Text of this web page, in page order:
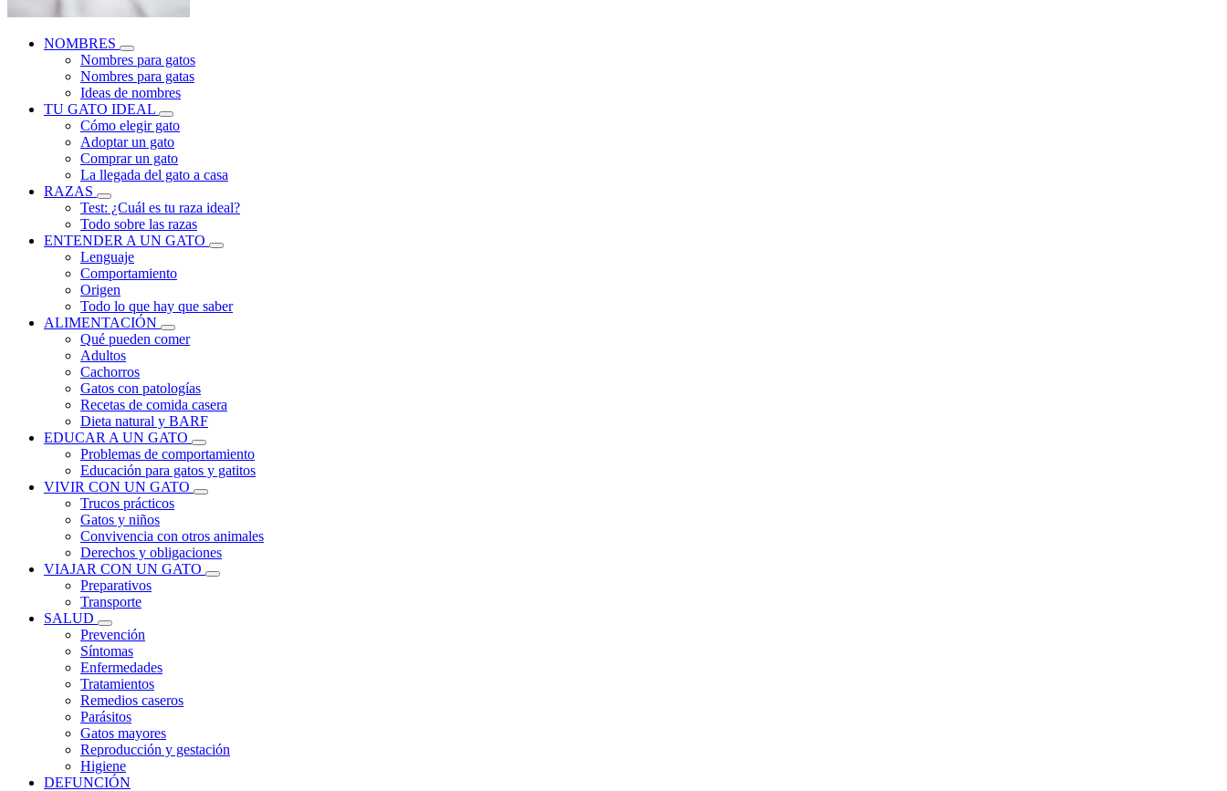
NOMBRES
Nombres para gatos
Nombres para gatas
Ideas de nombres
TU GATO IDEAL
Cómo elegir gato
Adoptar un gato
Comprar un gato
La llegada del gato a casa
RAZAS
Test: ¿Cuál es tu raza ideal?
Todo sobre las razas
ENTENDER A UN GATO
Lenguaje
Comportamiento
Origen
Todo lo que hay que saber
ALIMENTACIÓN
Qué pueden comer
Adultos
Cachorros
Gatos con patologías
Recetas de comida casera
Dieta natural y BARF
EDUCAR A UN GATO
Problemas de comportamiento
Educación para gatos y gatitos
VIVIR CON UN GATO
Trucos prácticos
Gatos y niños
Convivencia con otros animales
Derechos y obligaciones
VIAJAR CON UN GATO
Preparativos
Transporte
SALUD
Prevención
Síntomas
Enfermedades
Tratamientos
Remedios caseros
Parásitos
Gatos mayores
Reproducción y gestación
Higiene
DEFUNCIÓN